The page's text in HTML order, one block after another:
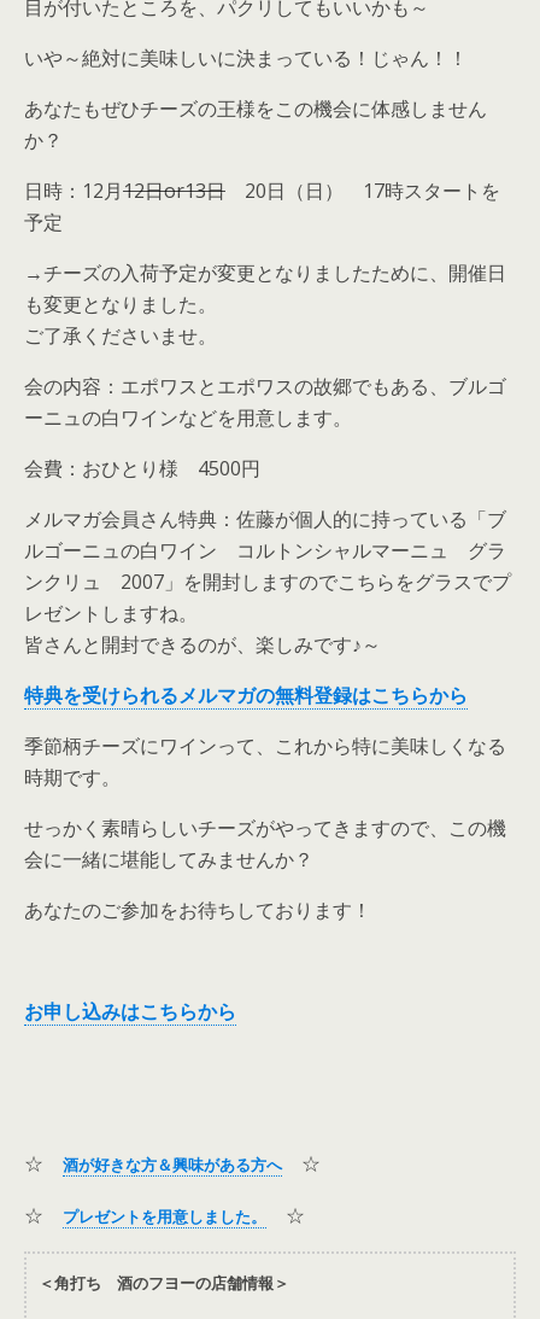
目が付いたところを、パクリしてもいいかも～
いや～絶対に美味しいに決まっている！じゃん！！
あなたもぜひチーズの王様をこの機会に体感しません
か？
日時：12月12日or13日 20日（日） 17時スタートを
予定
→チーズの入荷予定が変更となりましたために、開催日
も変更となりました。
ご了承くださいませ。
会の内容：エポワスとエポワスの故郷でもある、ブルゴ
ーニュの白ワインなどを用意します。
会費：おひとり様 4500円
メルマガ会員さん特典：佐藤が個人的に持っている「ブ
ルゴーニュの白ワイン コルトンシャルマーニュ グラ
ンクリュ 2007」を開封しますのでこちらをグラスでプ
レゼントしますね。
皆さんと開封できるのが、楽しみです♪～
特典を受けられるメルマガの無料登録はこちらから
季節柄チーズにワインって、これから特に美味しくなる
時期です。
せっかく素晴らしいチーズがやってきますので、この機
会に一緒に堪能してみませんか？
あなたのご参加をお待ちしております！
お申し込みはこちらから
☆ 酒が好きな方＆興味がある方へ☆
☆
プレゼントを用意しました。 ☆
＜角打ち 酒のフヨーの店舗情報＞